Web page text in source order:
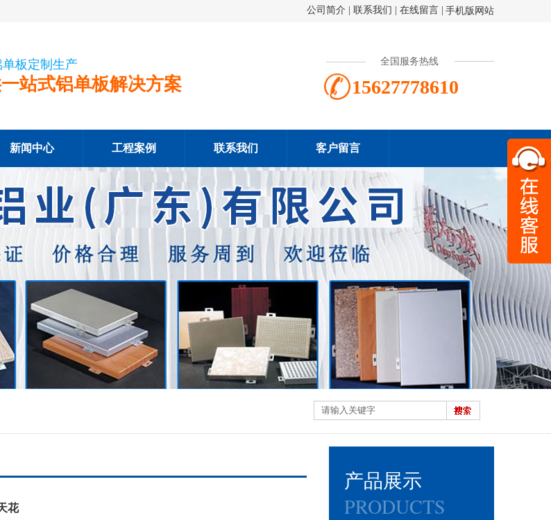
手机版网站
公司简介 联系我们 在线留言
板定制生产
站式铝单板解决方案
全国服务热线
15627778610
新闻中心 工程案例 联系我们 客户留言
花
产品展示
PRODUCTS
扫一